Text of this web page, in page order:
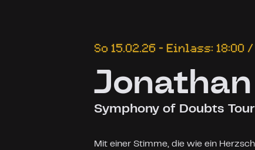
So 15.02.26 – Einlass: 18:00
Jonathan
Symphony of Doubts
Mit einer Stimme, die wie ein